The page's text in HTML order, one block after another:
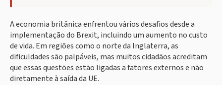
A economia britânica enfrentou vários desafios desde a
implementação do Brexit, incluindo um aumento no custo
de vida. Em regiões como o norte da Inglaterra, as
dificuldades são palpáveis, mas muitos cidadãos acreditam
que essas questões estão ligadas a fatores externos e não
diretamente à saída da UE.